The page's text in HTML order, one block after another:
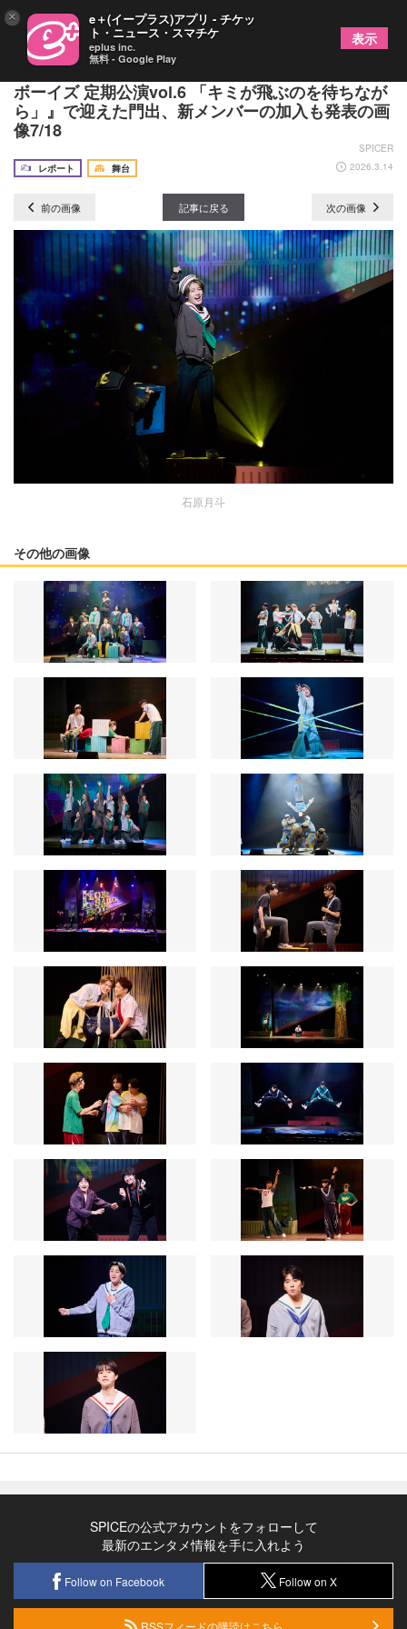
「石原月斗、羽ばたいてきます！」『神戸セーラー
ボーイズ 定期公演vol.6 「キミが飛ぶのを待ちなが
ら」』で迎えた門出、新メンバーの加入も発表の画
像7/18
SPICER
レポート
舞台 2026.3.14
前の画像 記事に戻る 次の画像
石原月斗
その他の画像
SPICEの公式アカウントをフォローして
最新のエンタメ情報を手に入れよう
Follow on Facebook Follow on X
RSSフィードの購読はこちら
× e＋(イープラス)アプリ - チケッ
ト・ニュース・スマチケ
eplus inc.
無料 - Google Play
表示